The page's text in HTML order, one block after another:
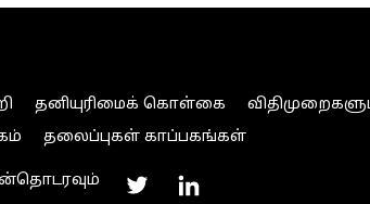
தனியுரிமைக் கொள்கை
தலைப்புகள் காப்பகங்கள்